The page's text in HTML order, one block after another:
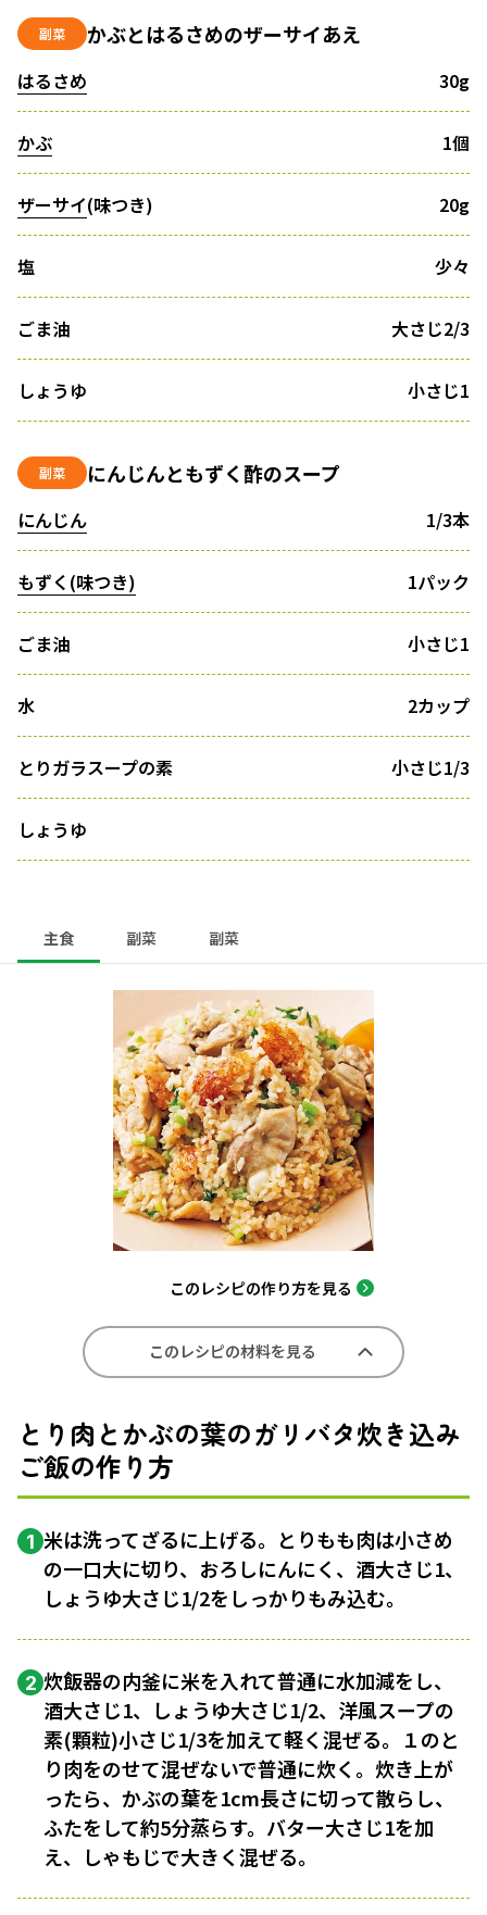
副菜 かぶとはるさめのザーサイあえ
はるさめ 30g
かぶ 1個
ザーサイ(味つき) 20g
塩 少々
ごま油 大さじ2/3
しょうゆ 小さじ1
副菜 にんじんともずく酢のスープ
にんじん 1/3本
もずく(味つき) 1パック
ごま油 小さじ1
水 2カップ
とりガラスープの素 小さじ1/3
しょうゆ
主食 副菜 副菜
このレシピの作り方を見る
このレシピの材料を見る
とり肉とかぶの葉のガリバタ炊き込み
ご飯の作り方
1 米は洗ってざるに上げる。とりもも肉は小さめ
の一口大に切り、おろしにんにく、酒大さじ1、
しょうゆ大さじ1/2をしっかりもみ込む。
2 炊飯器の内釜に米を入れて普通に水加減をし、
酒大さじ1、しょうゆ大さじ1/2、洋風スープの
素(顆粒)小さじ1/3を加えて軽く混ぜる。１のと
り肉をのせて混ぜないで普通に炊く。炊き上が
ったら、かぶの葉を1cm長さに切って散らし、
ふたをして約5分蒸らす。バター大さじ1を加
え、しゃもじで大きく混ぜる。